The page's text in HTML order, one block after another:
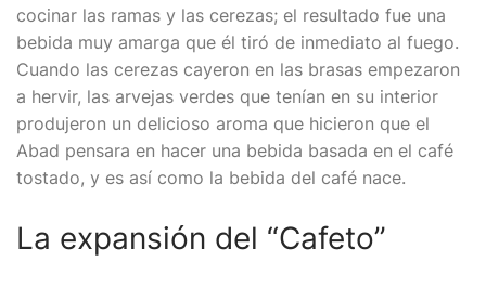
cocinar las ramas y las cerezas; el resultado fue una
bebida muy amarga que él tiró de inmediato al fuego.
Cuando las cerezas cayeron en las brasas empezaron
a hervir, las arvejas verdes que tenían en su interior
produjeron un delicioso aroma que hicieron que el
Abad pensara en hacer una bebida basada en el café
tostado, y es así como la bebida del café nace.
La expansión del “Cafeto”